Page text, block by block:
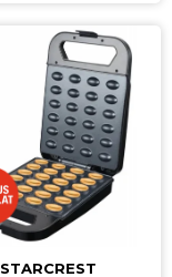
STARCREST